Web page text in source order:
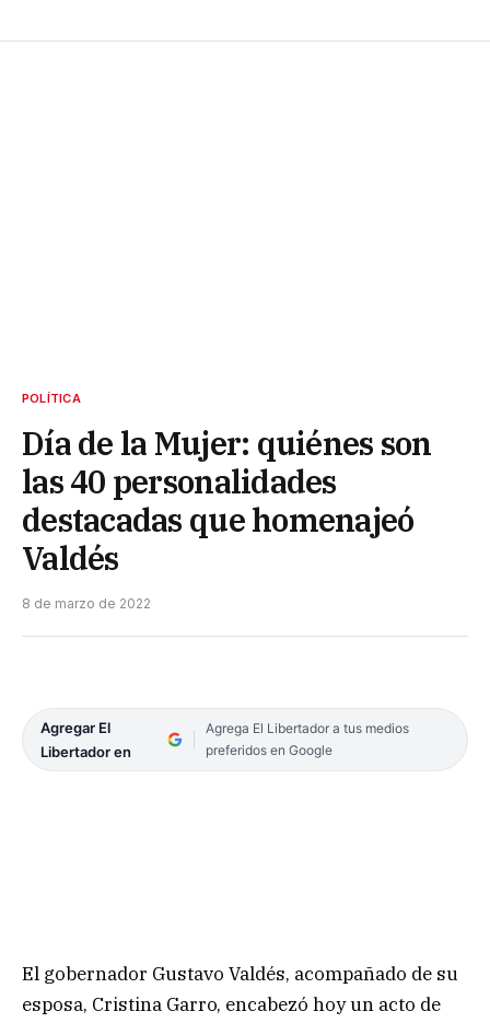
POLÍTICA
Día de la Mujer: quiénes son
las 40 personalidades
destacadas que homenajeó
Valdés
8 de marzo de 2022
Agregar El
Libertador en
Agrega El Libertador a tus medios
preferidos en Google
El gobernador Gustavo Valdés, acompañado de su
esposa, Cristina Garro, encabezó hoy un acto de